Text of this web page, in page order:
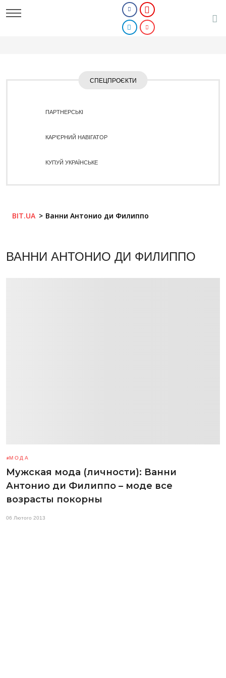
СПЕЦПРОЄКТИ
ПАРТНЕРСЬКІ
КАР'ЄРНИЙ НАВІГАТОР
КУПУЙ УКРАЇНСЬКЕ
BIT.UA Ванни Антонио ди Филиппо
ВАННИ АНТОНИО ДИ ФИЛИППО
МОДА
Мужская мода (личности): Ванни
Антонио ди Филиппо – моде все
возрасты покорны
06 Лютого 2013